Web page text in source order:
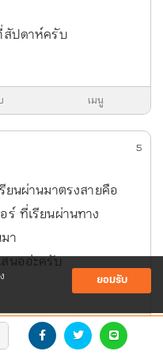
ยอมรับ
สัปดาห์ครับ
เมนู
5
ยนผ่านมาตรงสายคือ
ร์ ที่เรียนผ่านทาง
า
นออ่ะครับ
เมนู